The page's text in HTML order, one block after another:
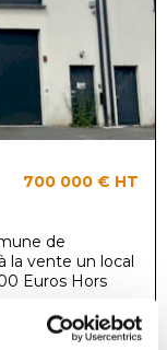
700 000 € HT
de
la vente un local
Euros Hors